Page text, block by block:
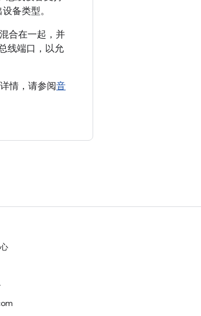
备类型。
合在一起，并
线端口，以允
情，请参阅音